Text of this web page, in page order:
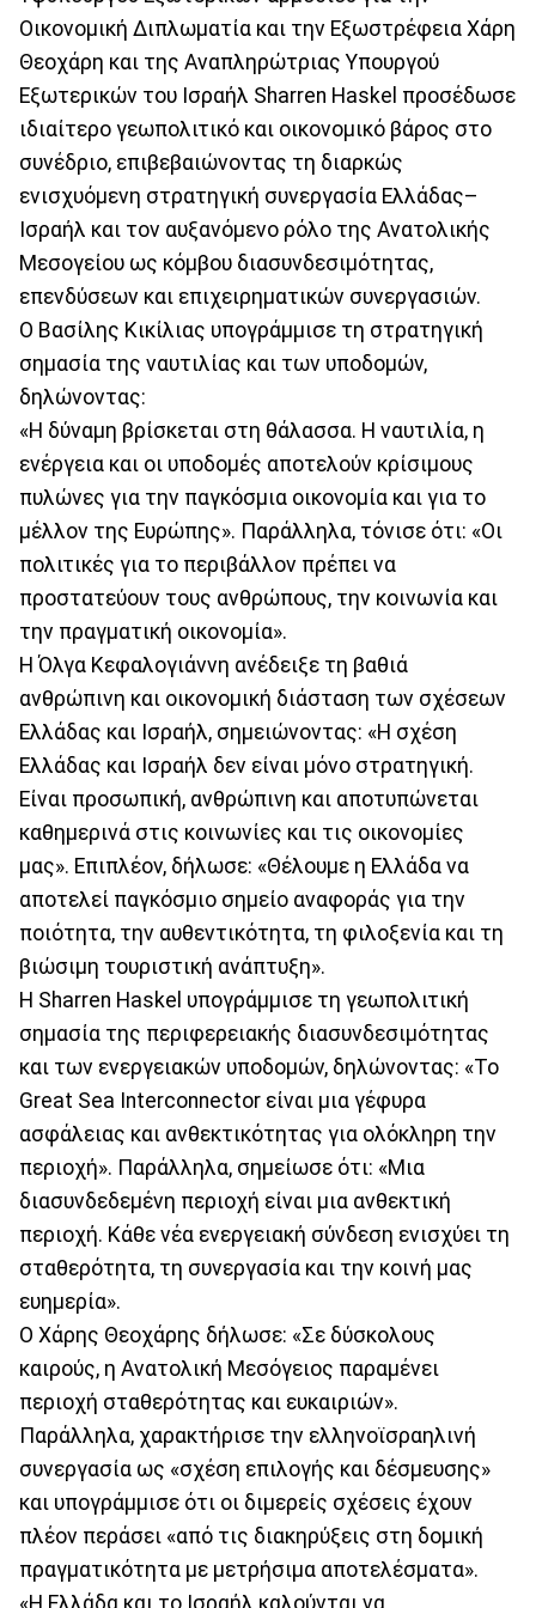
Οικονομική Διπλωματία και την Εξωστρέφεια Χάρη
Θεοχάρη και της Αναπληρώτριας Υπουργού
Εξωτερικών του Ισραήλ Sharren Haskel προσέδωσε
ιδιαίτερο γεωπολιτικό και οικονομικό βάρος στο
συνέδριο, επιβεβαιώνοντας τη διαρκώς
ενισχυόμενη στρατηγική συνεργασία Ελλάδας–
Ισραήλ και τον αυξανόμενο ρόλο της Ανατολικής
Μεσογείου ως κόμβου διασυνδεσιμότητας,
επενδύσεων και επιχειρηματικών συνεργασιών.
Ο Βασίλης Κικίλιας υπογράμμισε τη στρατηγική
σημασία της ναυτιλίας και των υποδομών,
δηλώνοντας:
«Η δύναμη βρίσκεται στη θάλασσα. Η ναυτιλία, η
ενέργεια και οι υποδομές αποτελούν κρίσιμους
πυλώνες για την παγκόσμια οικονομία και για το
μέλλον της Ευρώπης». Παράλληλα, τόνισε ότι: «Οι
πολιτικές για το περιβάλλον πρέπει να
προστατεύουν τους ανθρώπους, την κοινωνία και
την πραγματική οικονομία».
Η Όλγα Κεφαλογιάννη ανέδειξε τη βαθιά
ανθρώπινη και οικονομική διάσταση των σχέσεων
Ελλάδας και Ισραήλ, σημειώνοντας: «Η σχέση
Ελλάδας και Ισραήλ δεν είναι μόνο στρατηγική.
Είναι προσωπική, ανθρώπινη και αποτυπώνεται
καθημερινά στις κοινωνίες και τις οικονομίες
μας». Επιπλέον, δήλωσε: «Θέλουμε η Ελλάδα να
αποτελεί παγκόσμιο σημείο αναφοράς για την
ποιότητα, την αυθεντικότητα, τη φιλοξενία και τη
βιώσιμη τουριστική ανάπτυξη».
Η Sharren Haskel υπογράμμισε τη γεωπολιτική
σημασία της περιφερειακής διασυνδεσιμότητας
και των ενεργειακών υποδομών, δηλώνοντας: «Το
Great Sea Interconnector είναι μια γέφυρα
ασφάλειας και ανθεκτικότητας για ολόκληρη την
περιοχή». Παράλληλα, σημείωσε ότι: «Μια
διασυνδεδεμένη περιοχή είναι μια ανθεκτική
περιοχή. Κάθε νέα ενεργειακή σύνδεση ενισχύει τη
σταθερότητα, τη συνεργασία και την κοινή μας
ευημερία».
Ο Χάρης Θεοχάρης δήλωσε: «Σε δύσκολους
καιρούς, η Ανατολική Μεσόγειος παραμένει
περιοχή σταθερότητας και ευκαιριών».
Παράλληλα, χαρακτήρισε την ελληνοϊσραηλινή
συνεργασία ως «σχέση επιλογής και δέσμευσης»
και υπογράμμισε ότι οι διμερείς σχέσεις έχουν
πλέον περάσει «από τις διακηρύξεις στη δομική
πραγματικότητα με μετρήσιμα αποτελέσματα».
«H Ελλάδα και το Ισραήλ καλούνται να